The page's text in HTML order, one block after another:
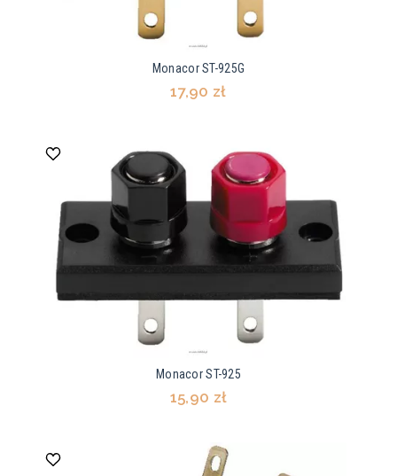
Monacor ST-925G
17,90 zł
Monacor ST-925
15,90 zł